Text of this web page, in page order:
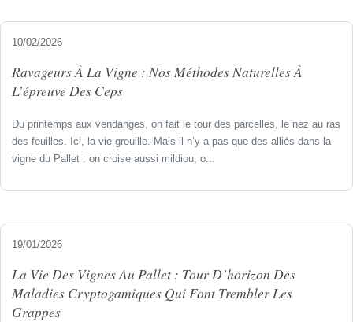
10/02/2026
Ravageurs À La Vigne : Nos Méthodes Naturelles À
L’épreuve Des Ceps
Du printemps aux vendanges, on fait le tour des parcelles, le nez au ras
des feuilles. Ici, la vie grouille. Mais il n’y a pas que des alliés dans la
vigne du Pallet : on croise aussi mildiou, o...
19/01/2026
La Vie Des Vignes Au Pallet : Tour D’horizon Des
Maladies Cryptogamiques Qui Font Trembler Les
Grappes